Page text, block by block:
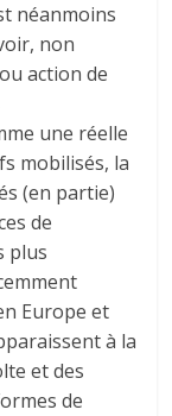
néanmoins
non
action de
une réelle
mobilisés, la
(en partie)
de
plus
Europe et
à la
et des
de